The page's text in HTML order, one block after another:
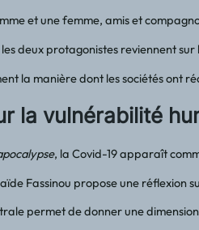
et une femme, amis et
deux protagonistes reviennent
la manière dont les sociétés ont
la vulnérabilité
, la Covid-19 apparaît
Fassinou propose une réflexion
permet de donner une